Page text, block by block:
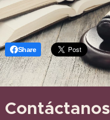
Share
Contáctanos